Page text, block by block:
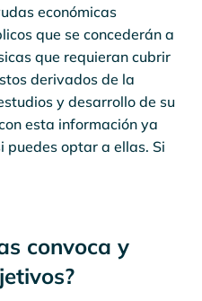
económicas
que se concederán a
que requieran cubrir
derivados de la
y desarrollo de su
esta información ya
puedes optar a ellas. Si
convoca y